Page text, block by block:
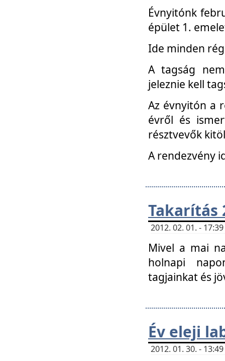
Évnyitónk
épület 1.
Ide minden
A tagság
jeleznie kell
Az évnyitón a
évről és
résztvevők
A rendezvény
Takarítás
2012. 02. 01. -
Mivel a mai
holnapi
tagjainkat és
Év eleji
2012. 01. 30. -